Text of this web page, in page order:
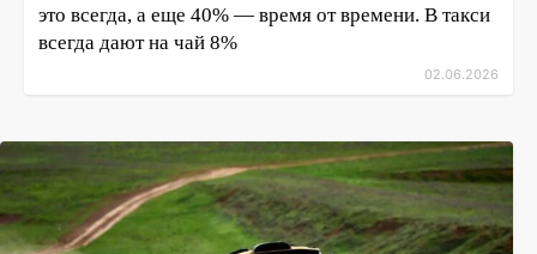
это всегда, а еще 40% — время от времени. В такси
всегда дают на чай 8%
02.06.2026